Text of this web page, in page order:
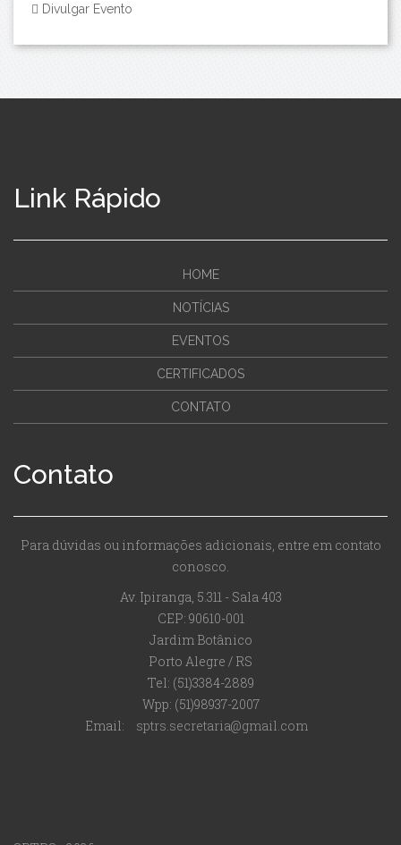
Divulgar Evento
Link Rápido
HOME
NOTÍCIAS
EVENTOS
CERTIFICADOS
CONTATO
Contato
Para dúvidas ou informações adicionais, entre em contato
conosco.
Av. Ipiranga, 5.311 - Sala 403
CEP: 90610-001
Jardim Botânico
Porto Alegre / RS
Tel: (51)3384-2889
Wpp: (51)98937-2007
Email:
sptrs.secretaria@gmail.com